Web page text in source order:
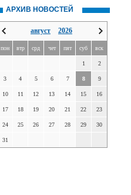
АРХИВ НОВОСТЕЙ
август 2026
пон втр срд чет пят суб вск
1 2
3 4 5 6 7 8 9
10 11 12 13 14 15 16
17 18 19 20 21 22 23
24 25 26 27 28 29 30
31